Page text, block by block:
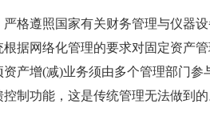
严格遵照国家有关财务管理与仪器
根据网络化管理的要求对固定资产
资产增(减)业务须由多个管理部门
制功能，这是传统管理无法做到的